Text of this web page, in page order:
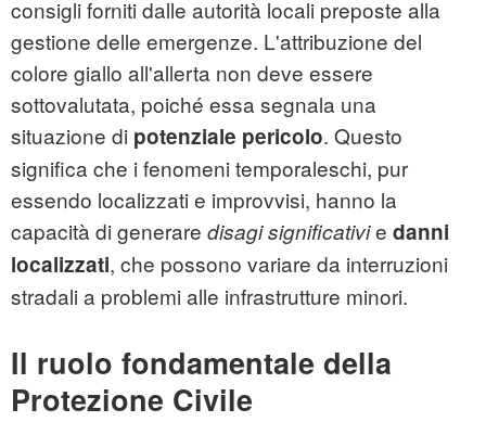
consigli forniti dalle autorità locali preposte alla
gestione delle emergenze. L'attribuzione del
colore giallo all'allerta non deve essere
sottovalutata, poiché essa segnala una
situazione di potenziale pericolo. Questo
significa che i fenomeni temporaleschi, pur
essendo localizzati e improvvisi, hanno la
capacità di generare disagi significativie danni
localizzati, che possono variare da interruzioni
stradali a problemi alle infrastrutture minori.
Il ruolo fondamentale della
Protezione Civile